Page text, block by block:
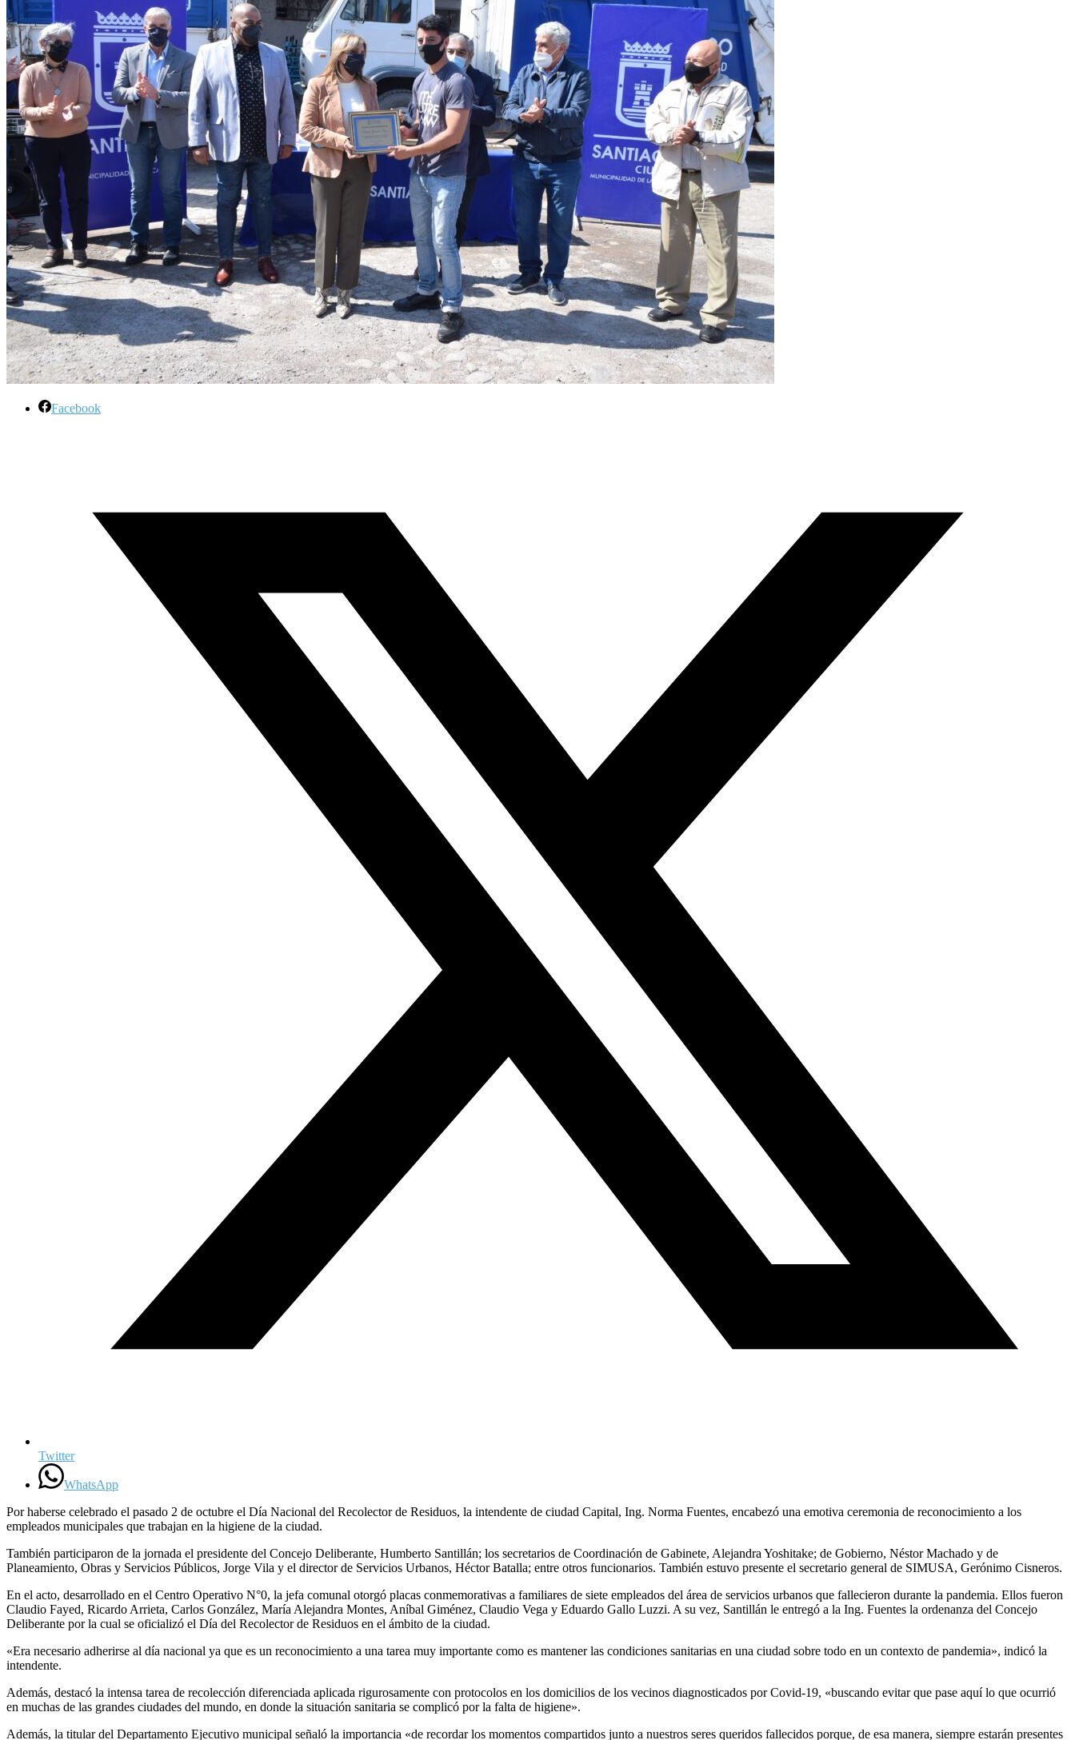
Facebook
Twitter
WhatsApp
Por haberse celebrado el pasado 2 de octubre el Día Nacional del Recolector de Residuos, la intendente de ciudad Capital, Ing. Norma Fuentes, encabezó una emotiva ceremonia de reconocimiento a los
empleados municipales que trabajan en la higiene de la ciudad.
También participaron de la jornada el presidente del Concejo Deliberante, Humberto Santillán; los secretarios de Coordinación de Gabinete, Alejandra Yoshitake; de Gobierno, Néstor Machado y de
Planeamiento, Obras y Servicios Públicos, Jorge Vila y el director de Servicios Urbanos, Héctor Batalla; entre otros funcionarios. También estuvo presente el secretario general de SIMUSA, Gerónimo Cisneros.
En el acto, desarrollado en el Centro Operativo N°0, la jefa comunal otorgó placas conmemorativas a familiares de siete empleados del área de servicios urbanos que fallecieron durante la pandemia. Ellos fueron
Claudio Fayed, Ricardo Arrieta, Carlos González, María Alejandra Montes, Aníbal Giménez, Claudio Vega y Eduardo Gallo Luzzi. A su vez, Santillán le entregó a la Ing. Fuentes la ordenanza del Concejo
Deliberante por la cual se oficializó el Día del Recolector de Residuos en el ámbito de la ciudad.
«Era necesario adherirse al día nacional ya que es un reconocimiento a una tarea muy importante como es mantener las condiciones sanitarias en una ciudad sobre todo en un contexto de pandemia», indicó la
intendente.
Además, destacó la intensa tarea de recolección diferenciada aplicada rigurosamente con protocolos en los domicilios de los vecinos diagnosticados por Covid-19, «buscando evitar que pase aquí lo que ocurrió
en muchas de las grandes ciudades del mundo, en donde la situación sanitaria se complicó por la falta de higiene».
Además, la titular del Departamento Ejecutivo municipal señaló la importancia «de recordar los momentos compartidos junto a nuestros seres queridos fallecidos porque, de esa manera, siempre estarán presentes